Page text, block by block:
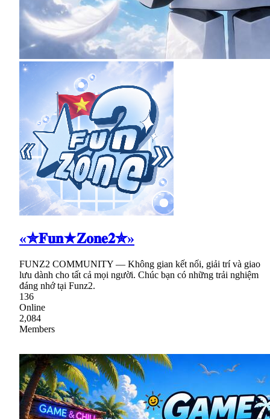
«✮𝐅𝐮𝐧★𝐙𝐨𝐧𝐞𝟐✮»
FUNZ2 COMMUNITY — Không gian kết nối, giải trí và giao
lưu dành cho tất cả mọi người. Chúc bạn có những trải nghiệm
đáng nhớ tại Funz2.
136
Online
2,084
Members